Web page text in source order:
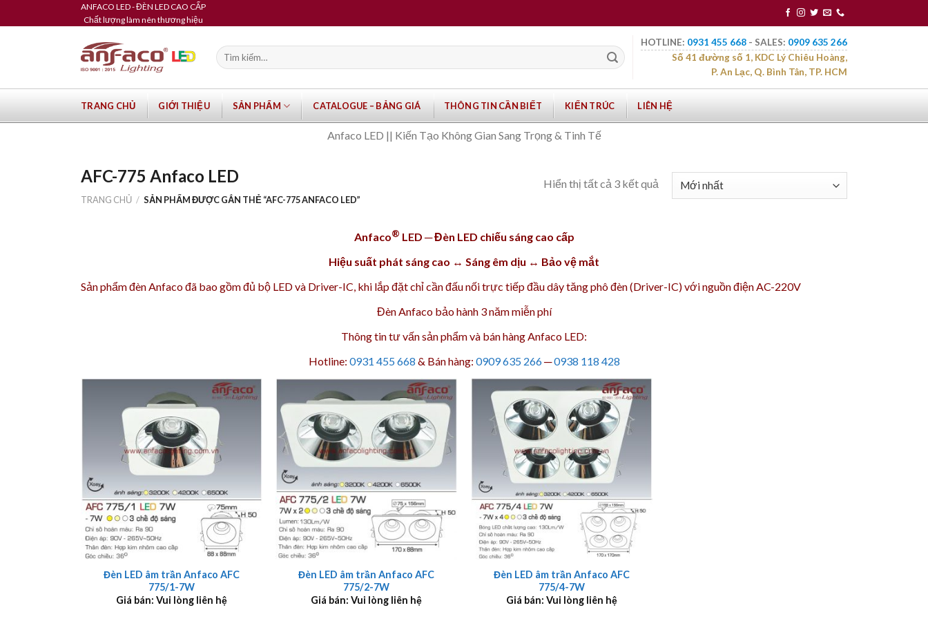
to
ANFACO LED - ĐÈN LED CAO CẤP
Chất lượng làm nên thương hiệu
Tìm
kiếm:
HOTLINE: 0931 455 668 - SALES: 0909 635 266
Số 41 đường số 1, KDC Lý Chiêu Hoàng,
P. An Lạc, Q. Bình Tân, TP. HCM
TRANG CHỦ GIỚI THIỆU SẢN PHẨM CATALOGUE – BẢNG GIÁ THÔNG TIN CẦN BIẾT KIẾN TRÚC LIÊN HỆ
Anfaco LED || Kiến Tạo Không Gian Sang Trọng & Tinh Tế
AFC-775 Anfaco LED
TRANG CHỦ / SẢN PHẨM ĐƯỢC GẮN THẺ “AFC-775 ANFACO LED”
Hiển thị tất cả 3 kết quả
Anfaco® LED ─ Đèn LED chiếu sáng cao cấp
Hiệu suất phát sáng cao ↔ Sáng êm dịu ↔ Bảo vệ mắt
Sản phẩmđèn Anfacođã bao gồm đủ bộ LED và Driver-IC, khi lắp đặt chỉ cần đấu nối trực tiếp đầu dây tăng phô đèn (Driver-IC) với nguồn điện AC-220V
Đèn Anfaco bảo hành 3 nămmiễn phí
Thông tin tư vấn sản phẩm và bán hàng Anfaco LED:
Hotline: 0931 455 668 & Bán hàng: 0909 635 266─0938 118 428
+
Đèn LED âm trần Anfaco AFC
775/1-7W
Giá bán: Vui lòng liên hệ
+
Đèn LED âm trần Anfaco AFC
775/2-7W
Giá bán: Vui lòng liên hệ
+
Đèn LED âm trần Anfaco AFC
775/4-7W
Giá bán: Vui lòng liên hệ